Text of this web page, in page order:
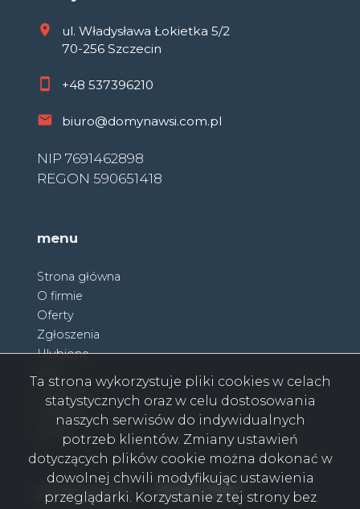
ul. Władysława Łokietka 5/2
70-256 Szczecin
+48 537396210
biuro@domynawsi.com.pl
NIP 7691462898
REGON 590651418
menu
Strona główna
O firmie
Oferty
Zgłoszenia
Ulubione
Kontakt
social media Facebook
Facebook
Facebook
Facebook
Facebook
Facebook
Facebook
Ta strona wykorzystuje pliki cookies w celach
statystycznych oraz w celu dostosowania
naszych serwisów do indywidualnych
potrzeb klientów. Zmiany ustawień
dotyczących plików cookie można dokonać w
dowolnej chwili modyfikując ustawienia
przeglądarki. Korzystanie z tej strony bez